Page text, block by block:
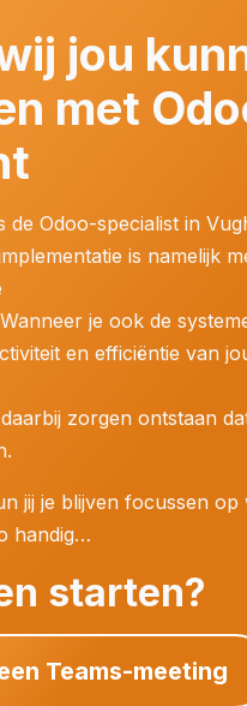
jou
met
de Odoo-specialist in
is namelijk
je ook de
en efficiëntie van
zorgen ontstaan
jij je blijven focussen op
handig…
starten?
Teams-meeting